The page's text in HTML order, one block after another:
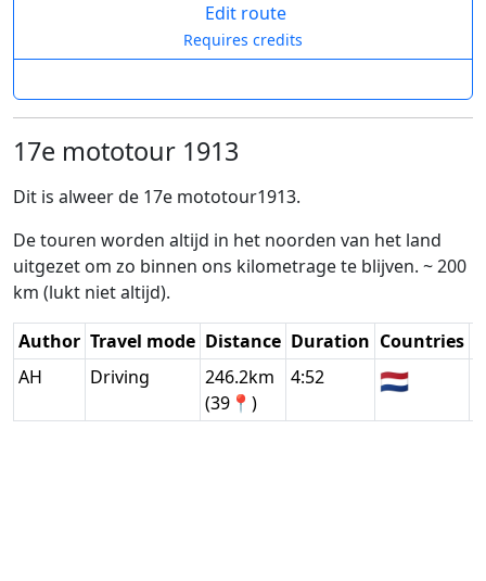
Edit route
Requires credits
17e mototour 1913
Dit is alweer de 17e mototour1913.
De touren worden altijd in het noorden van het land
uitgezet om zo binnen ons kilometrage te blijven. ~ 200
km (lukt niet altijd).
Author Travel mode Distance Duration Countries
AH
Driving
246.2km
(39📍)
4:52 🇳🇱